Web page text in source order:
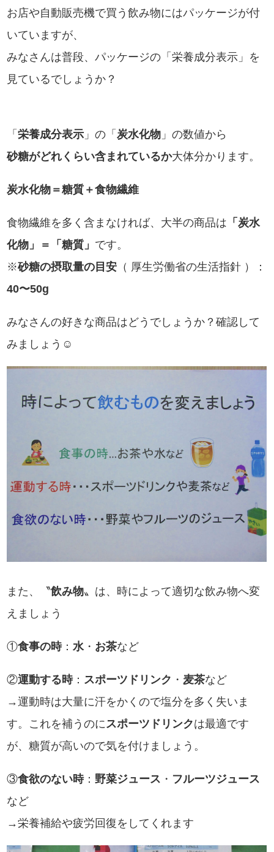
お店や自動販売機で買う飲み物にはパッケージが付
いていますが、
みなさんは普段、パッケージの「栄養成分表示」を
見ているでしょうか？
「栄養成分表示 」の「炭水化物 」の数値から
砂糖がどれくらい含まれているか大体分かります。
炭水化物＝糖質＋食物繊維
食物繊維を多く含まなければ、大半の商品は 「炭水
化物」＝「糖質」 です。
※砂糖の摂取量の目安 （ 厚生労働省の生活指針 ）：
40〜50g
みなさんの好きな商品はどうでしょうか？確認して
みましょう☺︎
また、〝飲み物〟は、時によって適切な飲み物へ変
えましょう
①食事の時：水 ・ お茶など
②運動する時： スポーツドリンク ・ 麦茶など
→運動時は大量に汗をかくので塩分を多く失いま
す。これを補うのにスポーツドリンクは最適です
が、糖質が高いので気を付けましょう。
③食欲のない時：野菜ジュース ・ フルーツジュース
など
→栄養補給や疲労回復をしてくれます